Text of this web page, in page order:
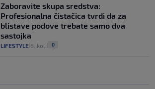
Zaboravite skupa sredstva:
Profesionalna čistačica tvrdi da za
blistave podove trebate samo dva
sastojka
LIFESTYLE 6. kol. 0